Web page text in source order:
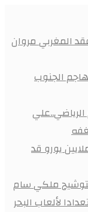
المغربي مروان
الجنوب
يعيد فتح ملف أوناحي.. و10 ملايين يورو قد
ملكي سام
لألعاب البحر